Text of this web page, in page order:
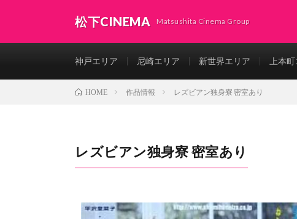
松下CINEMA Matsushita Cinema Group
神戸エリア 尼崎エリア 新世界エリア 上本
HOME 作品情報 レズビアン独身寮 密室あり
レズビアン独身寮 密室あり